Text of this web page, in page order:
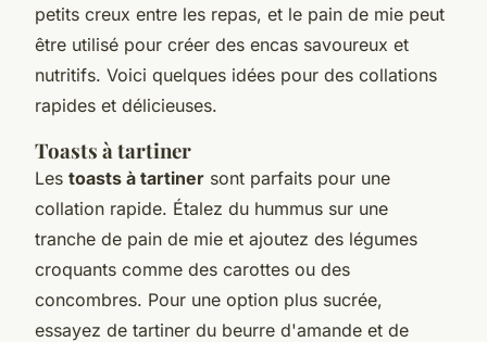
petits creux entre les repas, et le pain de mie peut
être utilisé pour créer des encas savoureux et
nutritifs. Voici quelques idées pour des collations
rapides et délicieuses.
Toasts à tartiner
Les toasts à tartiner sont parfaits pour une
collation rapide. Étalez du hummus sur une
tranche de pain de mie et ajoutez des légumes
croquants comme des carottes ou des
concombres. Pour une option plus sucrée,
essayez de tartiner du beurre d'amande et de